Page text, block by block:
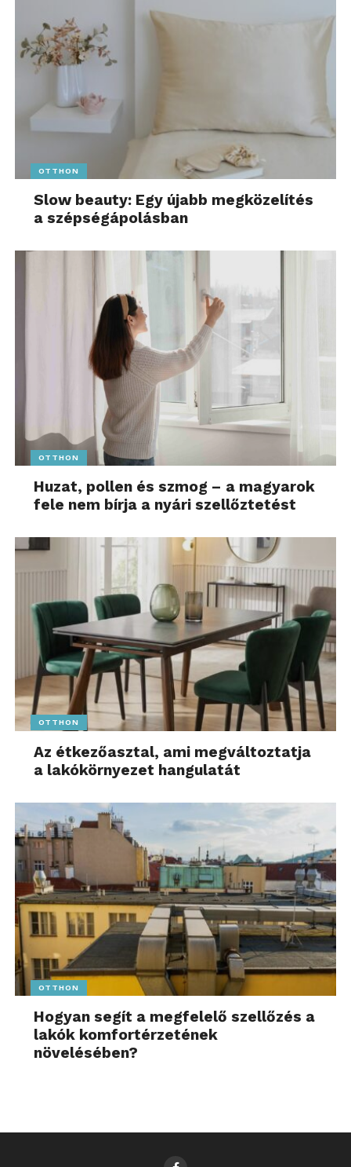
OTTHON
Slow beauty: Egy újabb megközelítés
a szépségápolásban
OTTHON
Huzat, pollen és szmog – a magyarok
fele nem bírja a nyári szellőztetést
OTTHON
Az étkezőasztal, ami megváltoztatja
a lakókörnyezet hangulatát
OTTHON
Hogyan segít a megfelelő szellőzés a
lakók komfortérzetének
növelésében?